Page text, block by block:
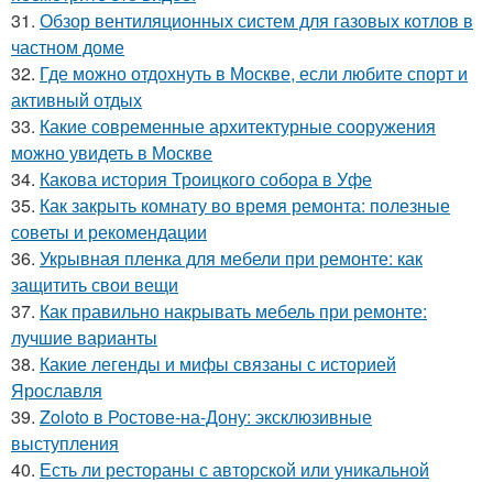
31. Обзор вентиляционных систем для газовых котлов в
частном доме
32. Где можно отдохнуть в Москве, если любите спорт и
активный отдых
33. Какие современные архитектурные сооружения
можно увидеть в Москве
34. Какова история Троицкого собора в Уфе
35. Как закрыть комнату во время ремонта: полезные
советы и рекомендации
36. Укрывная пленка для мебели при ремонте: как
защитить свои вещи
37. Как правильно накрывать мебель при ремонте:
лучшие варианты
38. Какие легенды и мифы связаны с историей
Ярославля
39. Zoloto в Ростове-на-Дону: эксклюзивные
выступления
40. Есть ли рестораны с авторской или уникальной